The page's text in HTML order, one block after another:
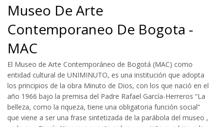
Museo De Arte
Contemporaneo De Bogota -
MAC
El Museo de Arte Contemporáneo de Bogotá (MAC) como
entidad cultural de UNIMINUTO, es una institución que adopta
los principios de la obra Minuto de Dios, con los que nació en el
año 1966 bajo la premisa del Padre Rafael García-Herreros “La
belleza, como la riqueza, tiene una obligatoria función social”
que viene a ser una frase sintetizada de la parábola del museo ,